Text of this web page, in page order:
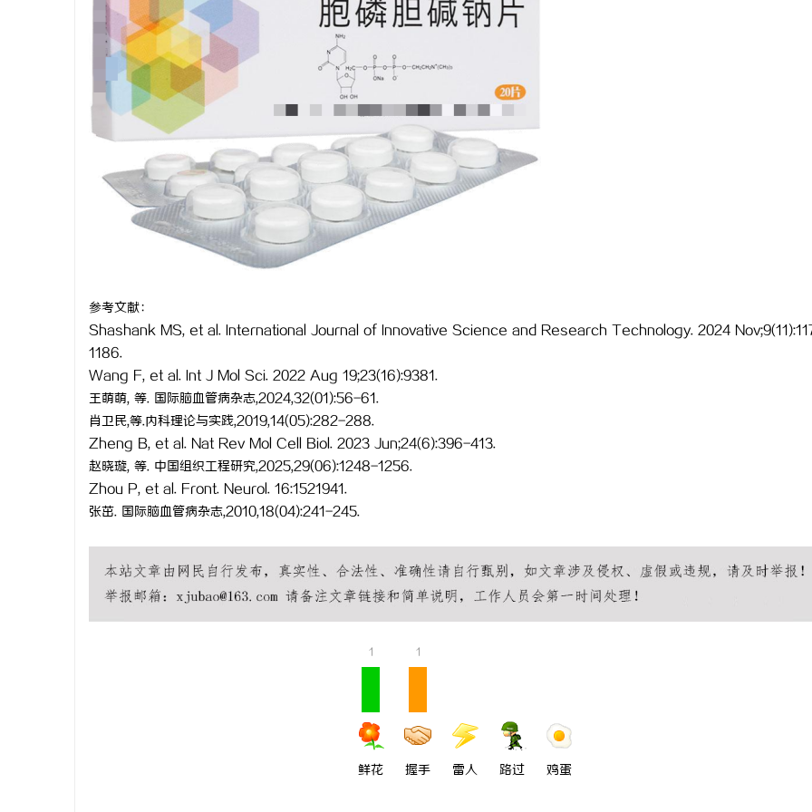
参考文献：
Shashank MS, et al. International Journal of Innovative Science and Research Technology. 2024
1186.
Wang F, et al. Int J Mol Sci. 2022 Aug 19;23(16):9381.
王萌萌, 等. 国际脑血管病杂志,2024,32(01):56-61.
肖卫民,等.内科理论与实践,2019,14(05):282-288.
Zheng B, et al. Nat Rev Mol Cell Biol. 2023 Jun;24(6):396-413.
赵晓璇, 等. 中国组织工程研究,2025,29(06):1248-1256.
Zhou P, et al. Front. Neurol. 16:1521941.
张茁. 国际脑血管病杂志,2010,18(04):241-245.
1
鲜花
1
握手 雷人 路过 鸡蛋